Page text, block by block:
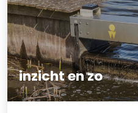
inzicht en zo